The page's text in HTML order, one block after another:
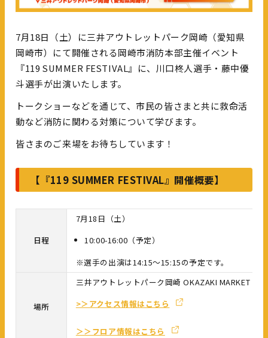
7月18日（土）に三井アウトレットパーク岡崎（愛知県
岡崎市）にて開催される岡崎市消防本部主催イベント
『119 SUMMER FESTIVAL』に、川口柊人選手・藤中優
斗選手が出演いたします。
トークショーなどを通じて、市民の皆さまと共に救命活
動など消防に関わる対策について学びます。
皆さまのご来場をお待ちしています！
【『119 SUMMER FESTIVAL』開催概要】
日程
7月18日（土）
10:00-16:00（予定）
※選手の出演は14:15～15:15の予定です。
場所
三井アウトレットパーク岡崎 OKAZAKI MARKET
>＞アクセス情報はこちら
＞＞フロア情報はこちら